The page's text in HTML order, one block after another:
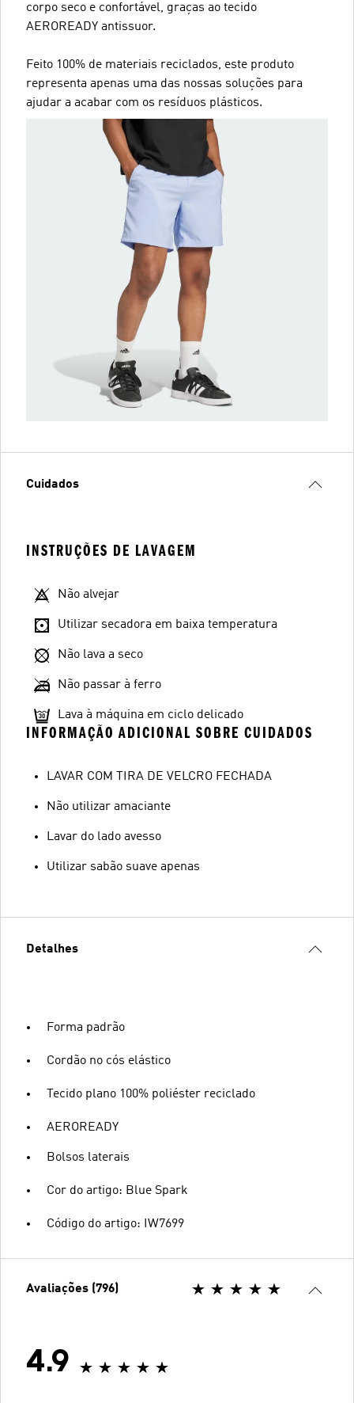
corpo seco e confortável, graças ao tecido
AEROREADY antissuor.
Feito 100% de materiais reciclados, este produto
representa apenas uma das nossas soluções para
ajudar a acabar com os resíduos plásticos.
Cuidados
INSTRUÇÕES DE LAVAGEM
Não alvejar
Utilizar secadora em baixa temperatura
Não lava a seco
Não passar à ferro
Lava à máquina em ciclo delicado
INFORMAÇÃO ADICIONAL SOBRE CUIDADOS
LAVAR COM TIRA DE VELCRO FECHADA
Não utilizar amaciante
Lavar do lado avesso
Utilizar sabão suave apenas
Detalhes
Forma padrão
Cordão no cós elástico
Tecido plano 100% poliéster reciclado
AEROREADY
Bolsos laterais
Cor do artigo: Blue Spark
Código do artigo: IW7699
Avaliações (796)
4.9